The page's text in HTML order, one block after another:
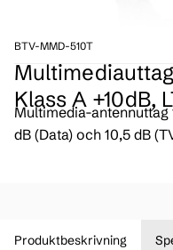
BTV-MMD-510T
Klass A +10dB,
Multimedia-antennuttag
dB (Data) och 10,5 dB
Produktbeskrivning